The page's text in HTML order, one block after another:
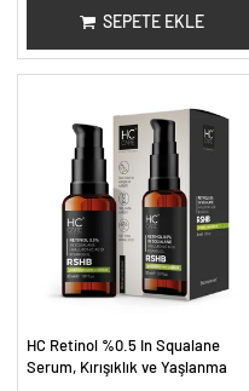
SEPETE EKLE
HC Retinol %0.5 In Squalane
Serum, Kırışıklık ve Yaşlanma